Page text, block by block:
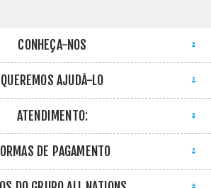
CONHEÇA-NOS
QUEREMOS AJUDÁ-LO
ATENDIMENTO:
DE PAGAMENTO